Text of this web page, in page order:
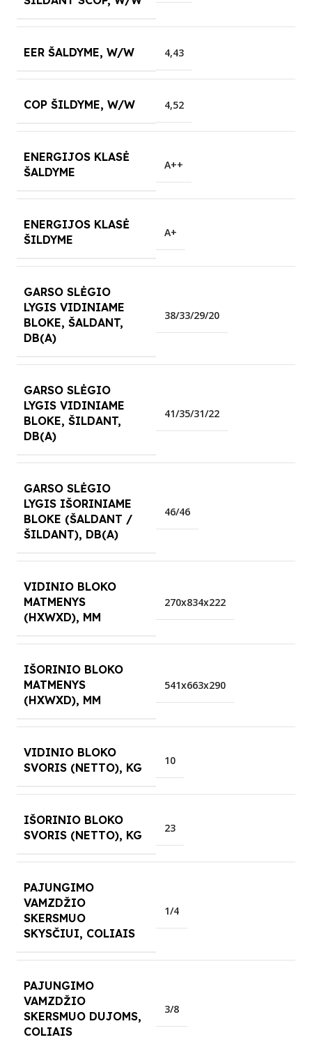
EER ŠALDYME, W/W 4,43
COP ŠILDYME, W/W 4,52
ENERGIJOS KLASĖ
ŠALDYME
A++
ENERGIJOS KLASĖ
ŠILDYME
A+
GARSO SLĖGIO
LYGIS VIDINIAME
BLOKE, ŠALDANT,
DB(A)
38/33/29/20
GARSO SLĖGIO
LYGIS VIDINIAME
BLOKE, ŠILDANT,
DB(A)
41/35/31/22
GARSO SLĖGIO
LYGIS IŠORINIAME
BLOKE (ŠALDANT /
ŠILDANT), DB(A)
46/46
VIDINIO BLOKO
MATMENYS
(HXWXD), MM
270x834x222
IŠORINIO BLOKO
MATMENYS
(HXWXD), MM
541x663x290
VIDINIO BLOKO
SVORIS (NETTO), KG
10
IŠORINIO BLOKO
SVORIS (NETTO), KG
23
PAJUNGIMO
VAMZDŽIO
SKERSMUO
SKYSČIUI, COLIAIS
1/4
PAJUNGIMO
VAMZDŽIO
SKERSMUO DUJOMS,
COLIAIS
3/8